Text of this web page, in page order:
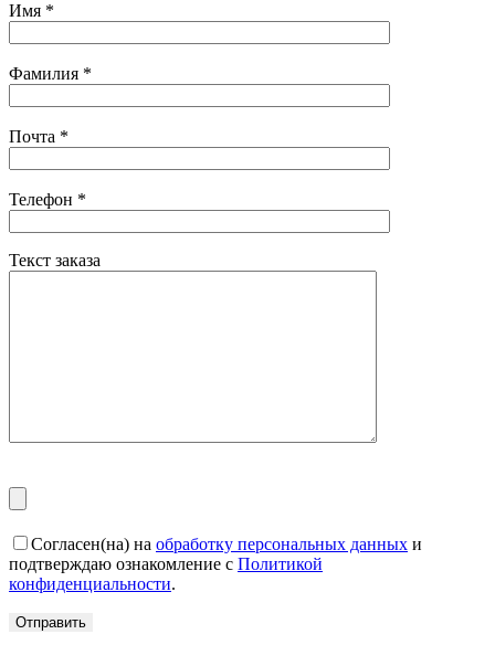
Имя *
Фамилия *
Почта *
Телефон *
Текст заказа
Согласен(на) на обработку персональных данных и
подтверждаю ознакомление с Политикой
конфиденциальности.